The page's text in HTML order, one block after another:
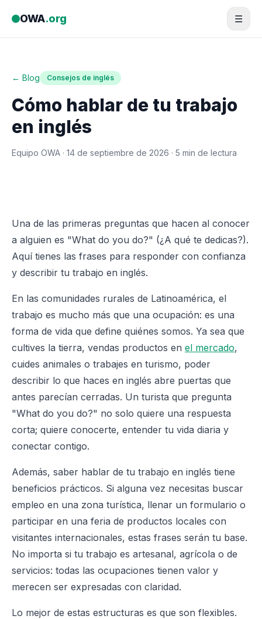
OWA.org ☰
← Blog Consejos de inglés
Cómo hablar de tu trabajo
en inglés
Equipo OWA · 14 de septiembre de 2026 · 5 min de lectura
Una de las primeras preguntas que hacen al conocer
a alguien es "What do you do?" (¿A qué te dedicas?).
Aquí tienes las frases para responder con confianza
y describir tu trabajo en inglés.
En las comunidades rurales de Latinoamérica, el
trabajo es mucho más que una ocupación: es una
forma de vida que define quiénes somos. Ya sea que
cultives la tierra, vendas productos en el mercado,
cuides animales o trabajes en turismo, poder
describir lo que haces en inglés abre puertas que
antes parecían cerradas. Un turista que pregunta
"What do you do?" no solo quiere una respuesta
corta; quiere conocerte, entender tu vida diaria y
conectar contigo.
Además, saber hablar de tu trabajo en inglés tiene
beneficios prácticos. Si alguna vez necesitas buscar
empleo en una zona turística, llenar un formulario o
participar en una feria de productos locales con
visitantes internacionales, estas frases serán tu base.
No importa si tu trabajo es artesanal, agrícola o de
servicios: todas las ocupaciones tienen valor y
merecen ser expresadas con claridad.
Lo mejor de estas estructuras es que son flexibles.